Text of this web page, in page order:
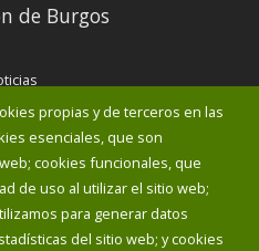
propias y de terceros en las
esenciales, que son
cookies funcionales, que
de uso al utilizar el sitio web;
para generar datos
del sitio web; y cookies
de Burgos
Municipal
de interés
SESIÓN
WEB